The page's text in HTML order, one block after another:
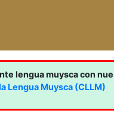
lengua muysca con
Lengua Muysca (CLLM)